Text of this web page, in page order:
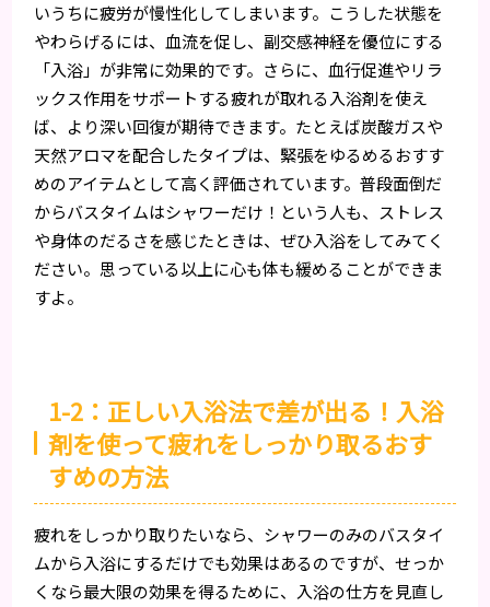
いうちに疲労が慢性化してしまいます。こうした状態を
やわらげるには、血流を促し、副交感神経を優位にする
「入浴」が非常に効果的です。さらに、血行促進やリラ
ックス作用をサポートする疲れが取れる入浴剤を使え
ば、より深い回復が期待できます。たとえば炭酸ガスや
天然アロマを配合したタイプは、緊張をゆるめるおすす
めのアイテムとして高く評価されています。普段面倒だ
からバスタイムはシャワーだけ！という人も、ストレス
や身体のだるさを感じたときは、ぜひ入浴をしてみてく
ださい。思っている以上に心も体も緩めることができま
すよ。
1-2：正しい入浴法で差が出る！入浴
剤を使って疲れをしっかり取るおす
すめの方法
疲れをしっかり取りたいなら、シャワーのみのバスタイ
ムから入浴にするだけでも効果はあるのですが、せっか
くなら最大限の効果を得るために、入浴の仕方を見直し